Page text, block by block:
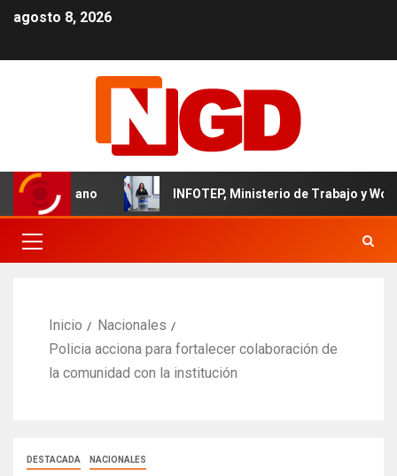
agosto 8, 2026
INFOTEP, Ministerio de Trabajo y World
Inicio
Nacionales
Policia acciona para fortalecer colaboración de
la comunidad con la institución
DESTACADA NACIONALES